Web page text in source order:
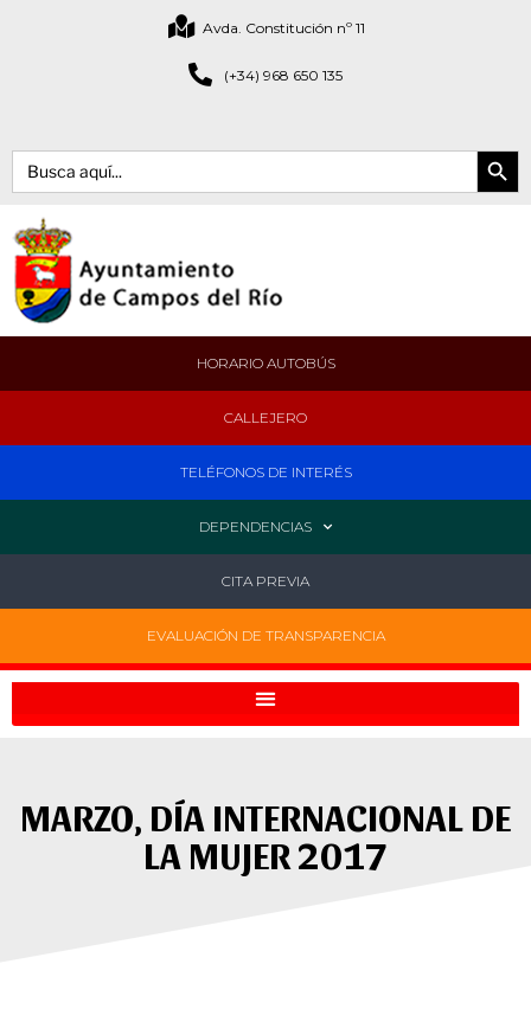
Avda. Constitución nº 11
(+34) 968 650 135
Buscar: Botón de
HORARIO AUTOBÚS
CALLEJERO
TELÉFONOS DE INTERÉS
DEPENDENCIAS
CITA PREVIA
EVALUACIÓN DE TRANSPARENCIA
MARZO, DÍA INTERNACIONAL DE
LA MUJER 2017